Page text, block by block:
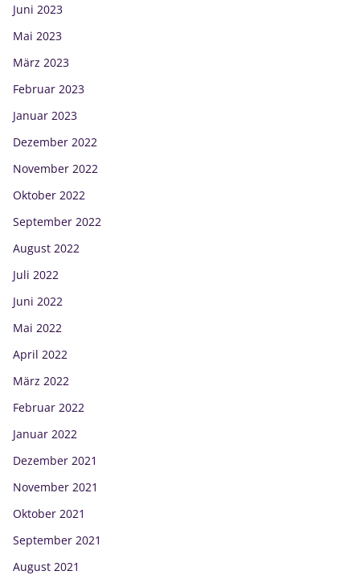
Juni 2023
Mai 2023
März 2023
Februar 2023
Januar 2023
Dezember 2022
November 2022
Oktober 2022
September 2022
August 2022
Juli 2022
Juni 2022
Mai 2022
April 2022
März 2022
Februar 2022
Januar 2022
Dezember 2021
November 2021
Oktober 2021
September 2021
August 2021